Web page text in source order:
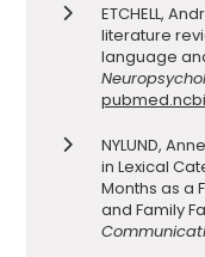
ETCHELL,
literature
language
NYLUND,
in Lexical
Months as a
and Family